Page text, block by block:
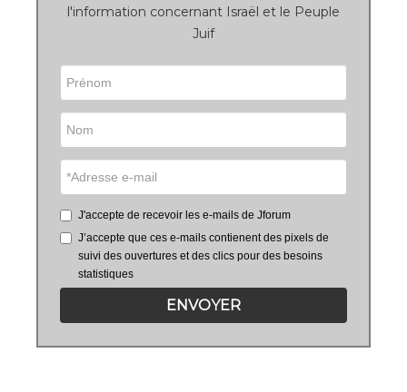
l'information concernant Israël et le Peuple
Juif
J'accepte de recevoir les e-mails de Jforum
J’accepte que ces e-mails contienent des pixels de
suivi des ouvertures et des clics pour des besoins
statistiques
ENVOYER